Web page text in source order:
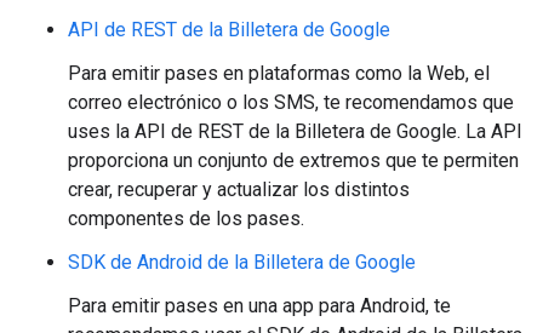
API de REST de la Billetera de Google
Para emitir pases en plataformas como la Web, el
correo electrónico o los SMS, te recomendamos que
uses la API de REST de la Billetera de Google. La API
proporciona un conjunto de extremos que te permiten
crear, recuperar y actualizar los distintos
componentes de los pases.
SDK de Android de la Billetera de Google
Para emitir pases en una app para Android, te